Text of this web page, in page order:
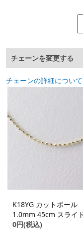
チェーンを変更する
チェーンの詳細につい
K18YG カットボール
1.0mm 45cm スライ
0円(税込)